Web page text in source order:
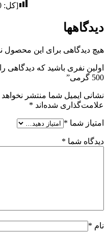
[کل:
دیدگاهها
هیچ دیدگاهی برای این
اولین نفری باشید که دیدگاهی
500 گرمی”
نشانی ایمیل شما منتشر
علامت‌گذاری شده‌اند *
امتیاز شما *
دیدگاه شما *
نام *